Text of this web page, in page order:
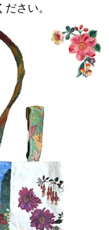
さい。